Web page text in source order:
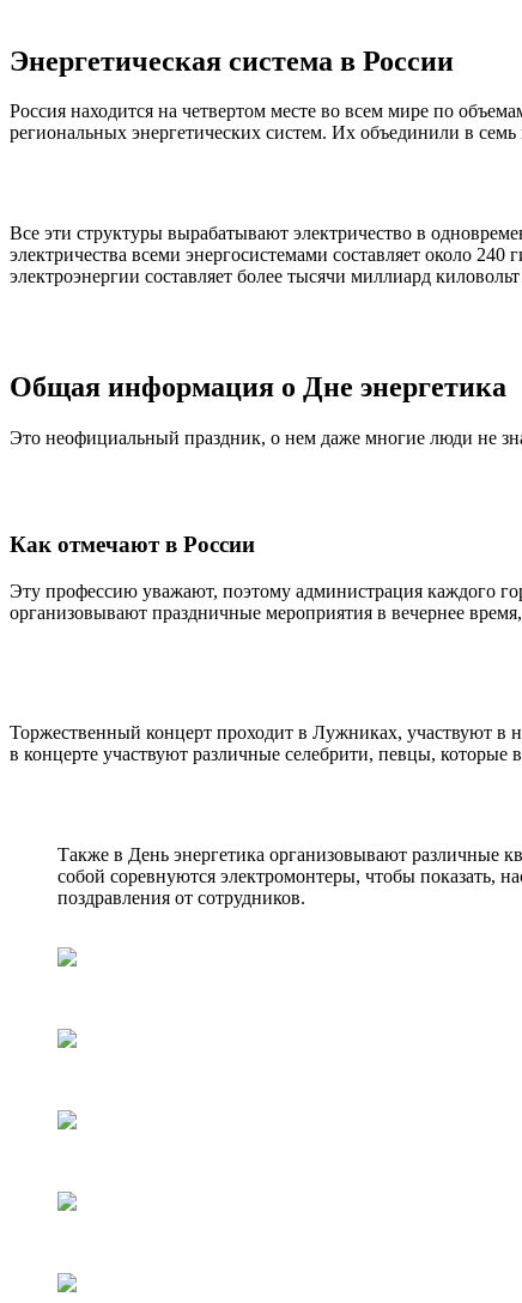
Энергетическая система в России
Россия находится на четвертом месте во всем мире по
региональных энергетических систем. Их объединили в
Все эти структуры вырабатывают электричество в
электричества всеми энергосистемами составляет около
электроэнергии составляет более тысячи миллиард киловольт
Общая информация о Дне энергетика
Это неофициальный праздник, о нем даже многие люди не
Как отмечают в России
Эту профессию уважают, поэтому администрация каждого
организовывают праздничные мероприятия в вечернее
Торжественный концерт проходит в Лужниках, участвуют в
в концерте участвуют различные селебрити, певцы, которые
Также в День энергетика организовывают различные
собой соревнуются электромонтеры, чтобы показать,
поздравления от сотрудников.